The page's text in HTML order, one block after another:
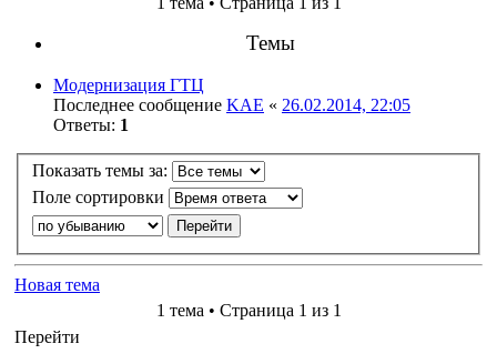
Темы
Модернизация ГТЦ
Последнее сообщение KAE « 26.02.2014, 22:05
Ответы: 1
Показать темы за:
Поле сортировки
Новая тема
1 тема • Страница 1 из 1
Перейти